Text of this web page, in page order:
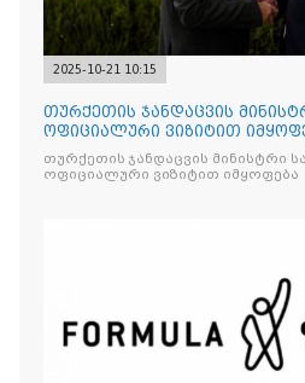
2025-10-21 10:15
თურქეთის ჯანდაცვის
ოფიციალური ვიზიტით
თურქეთის ჯანდაცვის მინისტრი
ოფიციალური ვიზიტით იმყოფება